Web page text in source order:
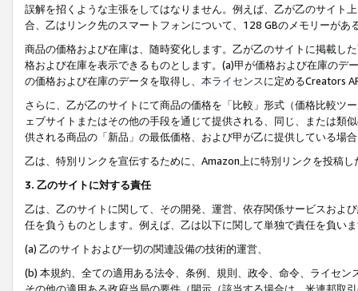
誤解を招くような主張をしてはなりません。例えば、乙が乙のサイト
合、乙はリンク先のスマートフォンについて、128 GBのメモリーがあ
商品の価格および在庫は、随時変化します。乙が乙のサイトに掲載し
格および在庫を表示できるものとします。(a)甲が価格および在庫の
の価格および在庫のデータを取得し、 本ライセンスに定めるCreators
さらに、乙が乙のサイトにて商品の価格を「比較」形式（価格比較ツ
ェブサイトまたはその他の手段を通じて提供される、同じ、または類
供される商品の「新品」の最低価格、および甲が乙に提供している場
乙は、特別リンクを宣伝するために、Amazon上に特別リンクを投稿
3. 乙のサイトに対する責任
乙は、乙のサイトに関して、その開発、運営、依存関係サービスおよ
任を負うものとします。例えば、乙は以下に関して単独で責任を負い
(a) 乙のサイトおよび一切の関連設備の技術的運営、
(b) 本規約、全ての適用ある法令、条例、規則、政令、命令、ライセ
その他の適用ある政府当局の要件（開示（該当する場合は、米連邦取